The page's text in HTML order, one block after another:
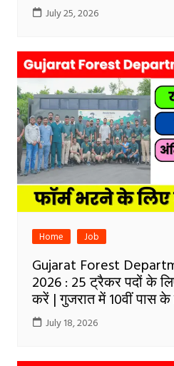
July 25, 2026
Home Job
Gujarat Forest
2026 : 25 ट्रैकर पदों के
करें | गुजरात में 10वीं पास के
July 18, 2026